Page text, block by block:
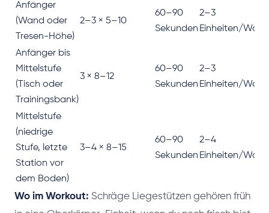
Anfänger
(Wand oder
Tresen-Höhe)
2–3 × 5–10
60–90
Sekunden
2–3
Einheiten/
Anfänger bis
Mittelstufe
(Tisch oder
Trainingsbank)
3 × 8–12
60–90
Sekunden
2–3
Einheiten/
Mittelstufe
(niedrige
Stufe, letzte
Station vor
dem Boden)
3–4 × 8–15
60–90
Sekunden
2–4
Einheiten/
Wo im Workout: Schräge Liegestützen gehören früh